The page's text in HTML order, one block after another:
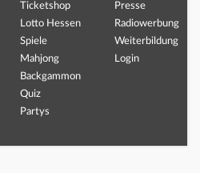
Ticketshop
Lotto Hessen
Spiele
Mahjong
Backgammon
Quiz
Partys
Presse
Radiowerbung
Weiterbildung
Login